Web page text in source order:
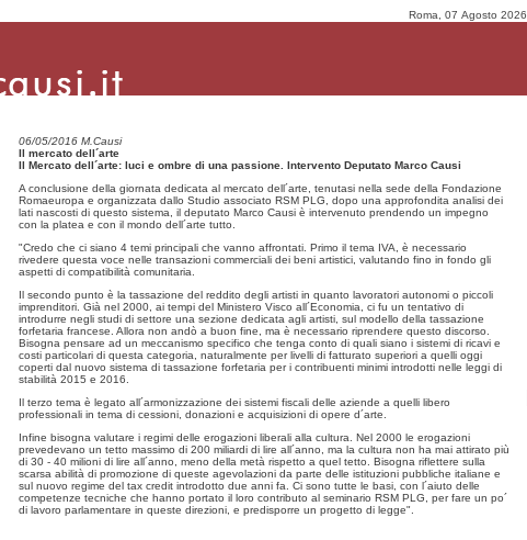
Roma, 07 Agosto 2026
06/05/2016 M.Causi
Il mercato dell´arte
Il Mercato dell´arte: luci e ombre di una passione. Intervento Deputato Marco Causi
A conclusione della giornata dedicata al mercato dell´arte, tenutasi nella sede della Fondazione
Romaeuropa e organizzata dallo Studio associato RSM PLG, dopo una approfondita analisi dei
lati nascosti di questo sistema, il deputato Marco Causi è intervenuto prendendo un impegno
con la platea e con il mondo dell´arte tutto.
"Credo che ci siano 4 temi principali che vanno affrontati. Primo il tema IVA, è necessario
rivedere questa voce nelle transazioni commerciali dei beni artistici, valutando fino in fondo gli
aspetti di compatibilità comunitaria.
Il secondo punto è la tassazione del reddito degli artisti in quanto lavoratori autonomi o piccoli
imprenditori. Già nel 2000, ai tempi del Ministero Visco all´Economia, ci fu un tentativo di
introdurre negli studi di settore una sezione dedicata agli artisti, sul modello della tassazione
forfetaria francese. Allora non andò a buon fine, ma è necessario riprendere questo discorso.
Bisogna pensare ad un meccanismo specifico che tenga conto di quali siano i sistemi di ricavi e
costi particolari di questa categoria, naturalmente per livelli di fatturato superiori a quelli oggi
coperti dal nuovo sistema di tassazione forfetaria per i contribuenti minimi introdotti nelle leggi di
stabilità 2015 e 2016.
Il terzo tema è legato all´armonizzazione dei sistemi fiscali delle aziende a quelli libero
professionali in tema di cessioni, donazioni e acquisizioni di opere d´arte.
Infine bisogna valutare i regimi delle erogazioni liberali alla cultura. Nel 2000 le erogazioni
prevedevano un tetto massimo di 200 miliardi di lire all´anno, ma la cultura non ha mai attirato più
di 30 - 40 milioni di lire all´anno, meno della metà rispetto a quel tetto. Bisogna riflettere sulla
scarsa abilità di promozione di queste agevolazioni da parte delle istituzioni pubbliche italiane e
sul nuovo regime del tax credit introdotto due anni fa. Ci sono tutte le basi, con l´aiuto delle
competenze tecniche che hanno portato il loro contributo al seminario RSM PLG, per fare un po´
di lavoro parlamentare in queste direzioni, e predisporre un progetto di legge".